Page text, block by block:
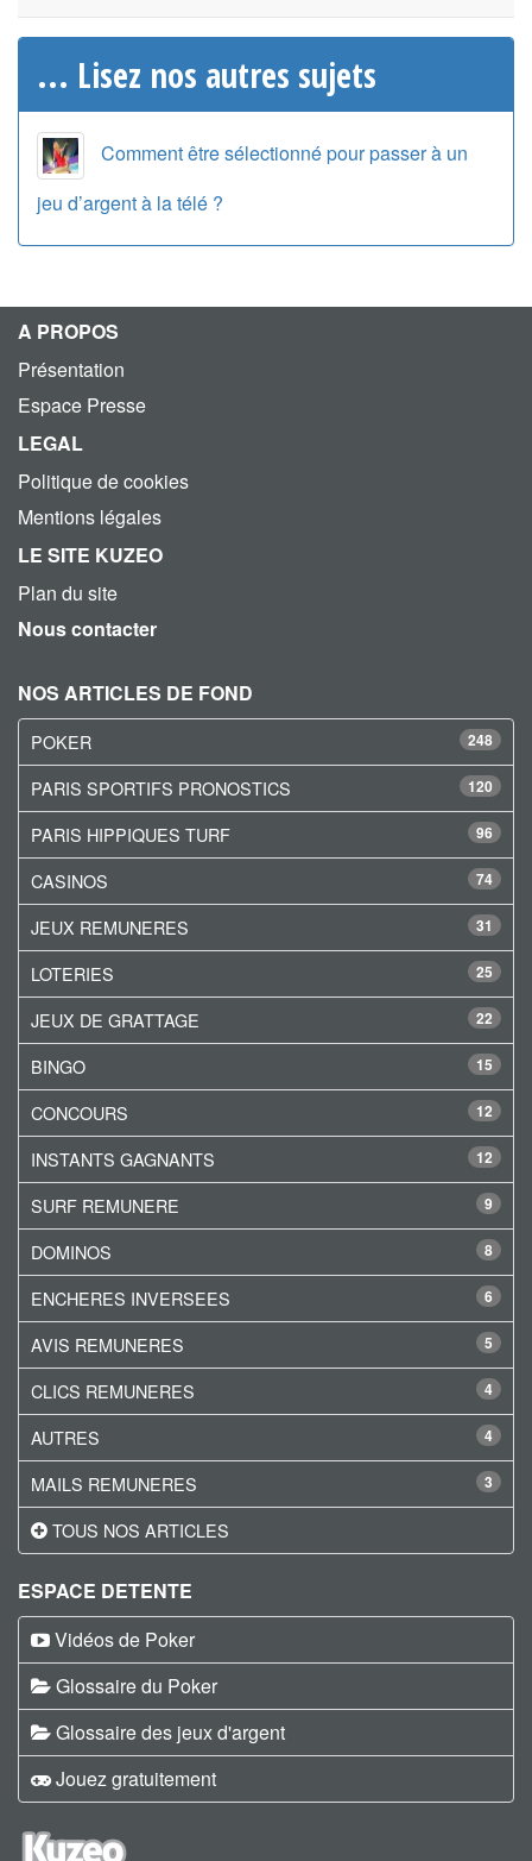
... Lisez nos autres sujets
Comment être sélectionné pour passer à un
jeu d’argent à la télé ?
A PROPOS
Présentation
Espace Presse
LEGAL
Politique de cookies
Mentions légales
LE SITE KUZEO
Plan du site
Nous contacter
NOS ARTICLES DE FOND
248
POKER
120
PARIS SPORTIFS PRONOSTICS
96
PARIS HIPPIQUES TURF
74
CASINOS
31
JEUX REMUNERES
25
LOTERIES
22
JEUX DE GRATTAGE
15
BINGO
12
CONCOURS
12
INSTANTS GAGNANTS
9
SURF REMUNERE
8
DOMINOS
6
ENCHERES INVERSEES
5
AVIS REMUNERES
4
CLICS REMUNERES
4
AUTRES
3
MAILS REMUNERES
TOUS NOS ARTICLES
ESPACE DETENTE
Vidéos de Poker
Glossaire du Poker
Glossaire des jeux d'argent
Jouez gratuitement